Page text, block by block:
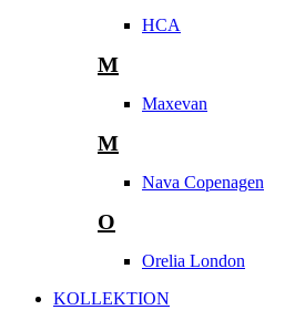
HCA
M
Maxevan
M
Nava Copenagen
O
Orelia London
KOLLEKTION